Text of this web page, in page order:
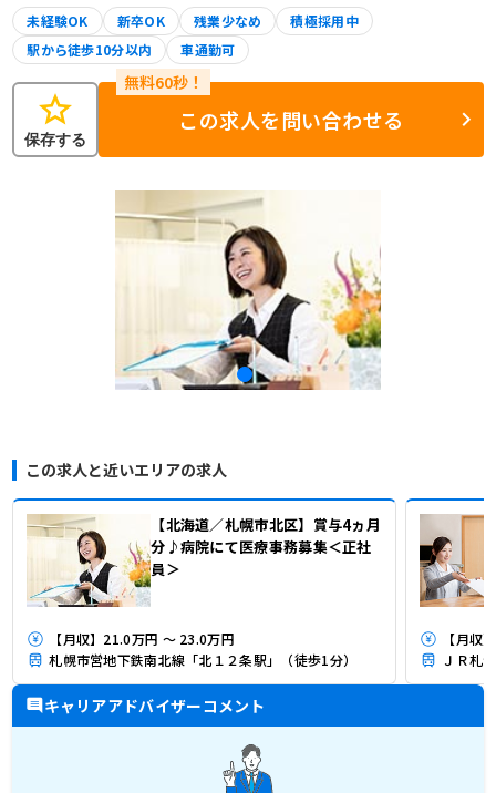
未経験OK 新卒OK 残業少なめ
積極採用中
駅から徒歩10分以内
車通勤可
star
保存する
この求人を問い合わせる
この求人と近いエリアの求人
【北海道／札幌市北区】賞与4ヵ月
分♪病院にて医療事務募集＜正社
員＞
【月収】21.0万円 ～ 23.0万円
札幌市営地下鉄南北線「北１２条駅」（徒歩1分）
【月収
ＪＲ札
キャリアアドバイザーコメント